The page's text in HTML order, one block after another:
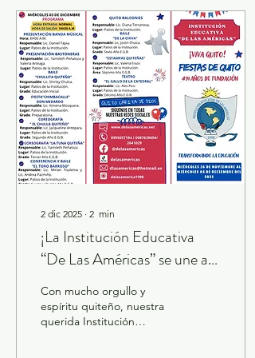
potenciar la creatividad y el
pensamiento crítico 🌟 en
nuestros estudiantes. 📅
Fecha: Sábado 07 de
febrero de 2026 ⏰ Hora:
08h00 a.m. 📍 Lugar:
Instalaciones de la
institución 📘 Año lectivo:
2025 – 2026 Durante esta
jornada...
2 dic 2025 ∙ 2 min
¡La Institución Educativa
“De Las Américas” se une a
la celebración de los 491
años de la Fundación de
Quito!
Con mucho orgullo y
espíritu quiteño, nuestra
querida Institución